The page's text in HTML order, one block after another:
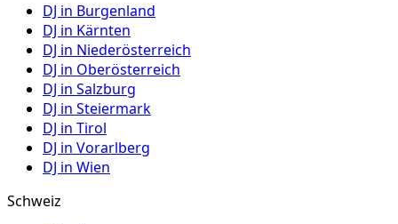
DJ in Burgenland
DJ in Kärnten
DJ in Niederösterreich
DJ in Oberösterreich
DJ in Salzburg
DJ in Steiermark
DJ in Tirol
DJ in Vorarlberg
DJ in Wien
Schweiz